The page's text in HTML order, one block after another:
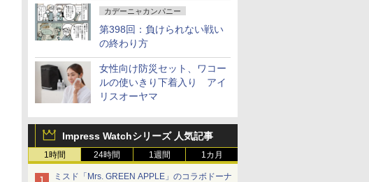
カデーニャカンパニー
第398回：負けられない戦い
の終わり方
女性向け防災セット、ワコー
ルの使いきり下着入り アイ
リスオーヤマ
Impress Watchシリーズ 人気記事
1時間 24時間 1週間 1カ月
ミスド「Mrs. GREEN APPLE」のコラボドーナ